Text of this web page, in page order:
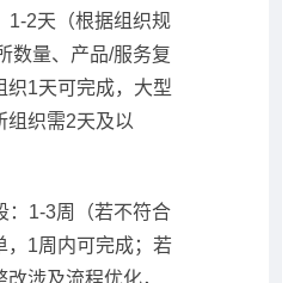
1-2天（根据组织规
数量、产品/服务复
织1天可完成，大型
组织需2天及以
：1-3周（若不符合
，1周内可完成；若
涉及流程优化，